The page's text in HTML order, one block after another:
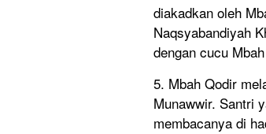
diakadkan oleh
Naqsyabandiyah
dengan cucu
5. Mbah Qodir
Munawwir. Santri
membacanya di